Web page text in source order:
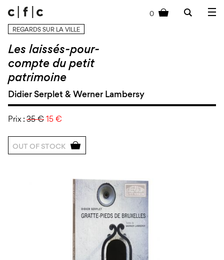
0
REGARDS SUR LA VILLE
Les laissés-pour-
compte du petit
patrimoine
Didier Serplet & Werner Lambersy
Prix : 35 € 15 €
OUT OF STOCK